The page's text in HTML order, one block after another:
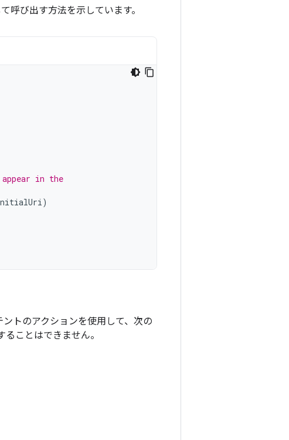
呼び出す方法を示しています。
in the
)
ントのアクションを使用して、次の
ことはできません。